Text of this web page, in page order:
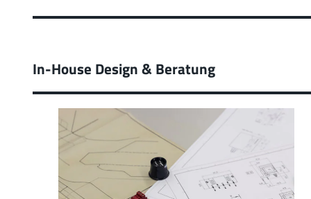
In-House Design & Beratung